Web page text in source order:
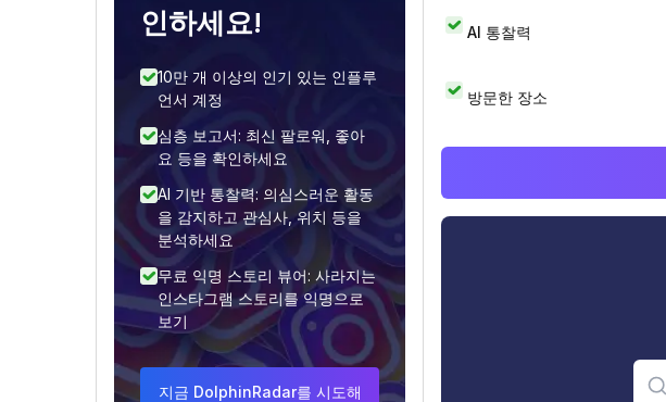
인하세요!
10만 개 이상의 인기 있는 인플루
언서 계정
심층 보고서: 최신 팔로워, 좋아
요 등을 확인하세요
AI 기반 통찰력: 의심스러운 활동
을 감지하고 관심사, 위치 등을
분석하세요
무료 익명 스토리 뷰어: 사라지는
인스타그램 스토리를 익명으로
보기
지금 DolphinRadar를 시도해
AI 통찰력
방문한 장소